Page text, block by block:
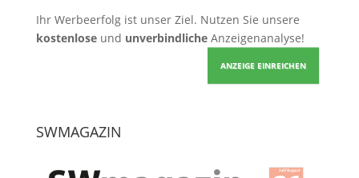
Ihr Werbeerfolg ist unser Ziel. Nutzen Sie unsere
kostenloseund unverbindlicheAnzeigenanalyse!
ANZEIGE EINREICHEN
SWMAGAZIN